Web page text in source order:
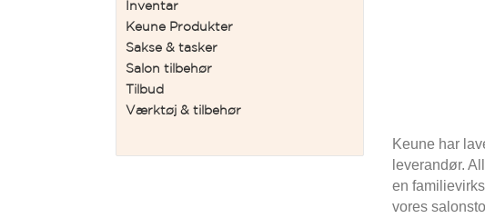
Inventar
Keune Produkter
Sakse & tasker
Salon tilbehør
Tilbud
Værktøj & tilbehør
Keune har
leverandør.
en
vores